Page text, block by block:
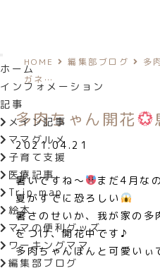
ホーム
インフォメーション
記事
メイン記事
ママグルメ
子育て支援
医療記事
Trip map
絵本
ママの便利グッズ
ワーキングママ
編集部ブログ
HOME 編集部ブログ 多
ガネ…
多肉ちゃん開花
2021.04.21
暑いですね〜
まだ4月な
夏がすでに恐ろしい
暑さのせいか、我が家の多
をつけ、開花中です♪
多肉ちゃんほんと可愛いぃ